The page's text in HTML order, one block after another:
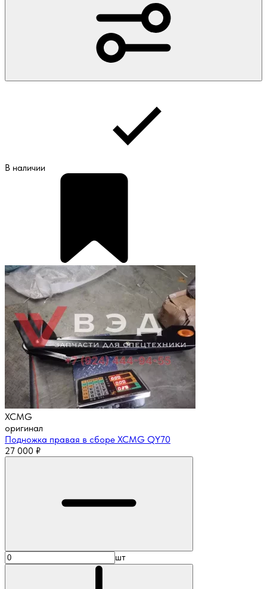
В наличии
XCMG
оригинал
Подножка правая в сборе XCMG QY70
27 000 ₽
шт